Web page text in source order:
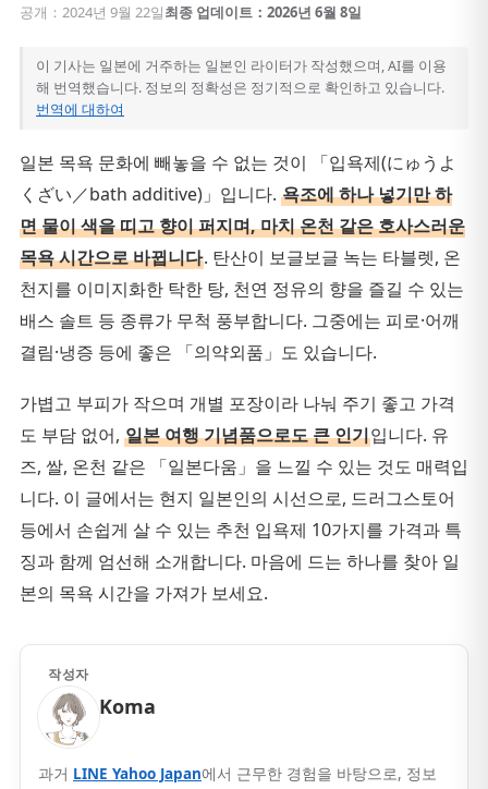
공개：2024년 9월 22일최종 업데이트：2026년 6월 8일
이 기사는 일본에 거주하는 일본인 라이터가 작성했으며, AI를 이용
해 번역했습니다. 정보의 정확성은 정기적으로 확인하고 있습니다.
번역에 대하여
일본 목욕 문화에 빼놓을 수 없는 것이 「입욕제(にゅうよ
くざい／bath additive)」입니다. 욕조에 하나 넣기만 하
면 물이 색을 띠고 향이 퍼지며, 마치 온천 같은 호사스러운
목욕 시간으로 바뀝니다. 탄산이 보글보글 녹는 타블렛, 온
천지를 이미지화한 탁한 탕, 천연 정유의 향을 즐길 수 있는
배스 솔트 등 종류가 무척 풍부합니다. 그중에는 피로·어깨
결림·냉증 등에 좋은 「의약외품」도 있습니다.
가볍고 부피가 작으며 개별 포장이라 나눠 주기 좋고 가격
도 부담 없어, 일본 여행 기념품으로도 큰 인기입니다. 유
즈, 쌀, 온천 같은 「일본다움」을 느낄 수 있는 것도 매력입
니다. 이 글에서는 현지 일본인의 시선으로, 드러그스토어
등에서 손쉽게 살 수 있는 추천 입욕제 10가지를 가격과 특
징과 함께 엄선해 소개합니다. 마음에 드는 하나를 찾아 일
본의 목욕 시간을 가져가 보세요.
작성자
Koma
과거 LINE Yahoo Japan에서 근무한 경험을 바탕으로, 정보